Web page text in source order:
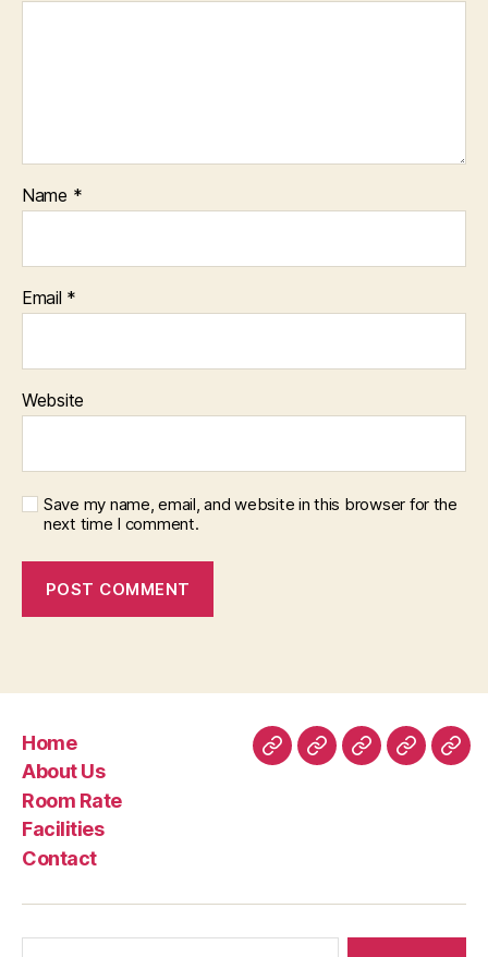
Name *
Email *
Website
Save my name, email, and website in this browser for the
next time I comment.
Home
About Us
Room Rate
Facilities
Contact
HomeAboutRoomFacilities